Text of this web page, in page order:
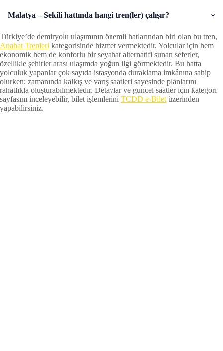
Malatya – Sekili hattında hangi tren(ler) çalışır?
Türkiye’de demiryolu ulaşımının önemli hatlarından biri olan bu tren,
Anahat Trenleri kategorisinde hizmet vermektedir. Yolcular için hem
ekonomik hem de konforlu bir seyahat alternatifi sunan seferler,
özellikle şehirler arası ulaşımda yoğun ilgi görmektedir. Bu hatta
yolculuk yapanlar çok sayıda istasyonda duraklama imkânına sahip
olurken; zamanında kalkış ve varış saatleri sayesinde planlarını
rahatlıkla oluşturabilmektedir. Detaylar ve güncel saatler için kategori
sayfasını inceleyebilir, bilet işlemlerini TCDD e-Bilet üzerinden
yapabilirsiniz.